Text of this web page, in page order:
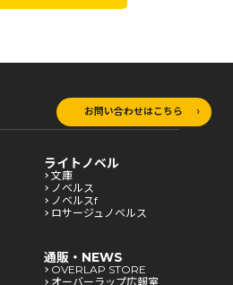
お問い合わせはこちら
ライトノベル
文庫
ノベルス
ノベルスf
ロサージュノベルス
通販・NEWS
OVERLAP STORE
オーバーラップ広報室